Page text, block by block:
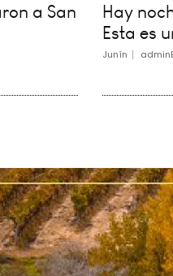
a San
Hay
Esta es
Junín